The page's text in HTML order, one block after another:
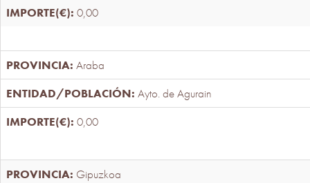
0,00
Araba
Ayto. de Agurain
0,00
Gipuzkoa